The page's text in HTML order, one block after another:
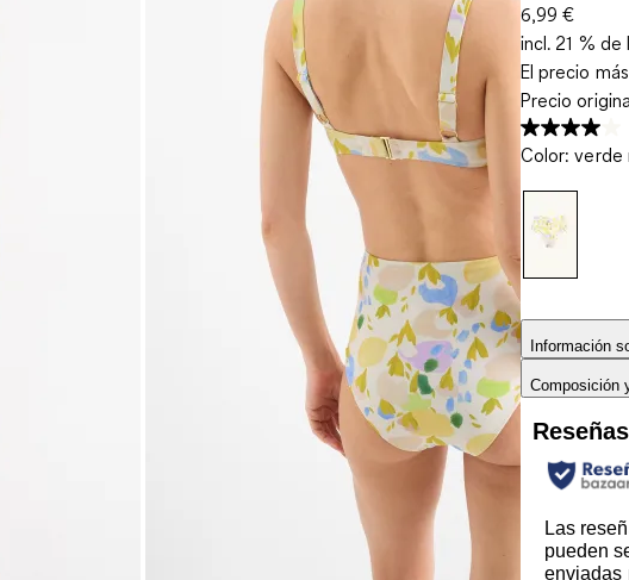
6,99 €
incl. 21 % de
El precio
Precio
Color: verde
Información
Composición
Reseñas
Las
pueden
enviadas